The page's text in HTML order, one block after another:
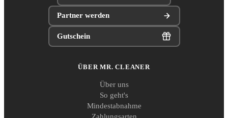
Partner werden
Gutschein
ÜBER MR. CLEANER
Über uns
So geht's
Mindestabnahme